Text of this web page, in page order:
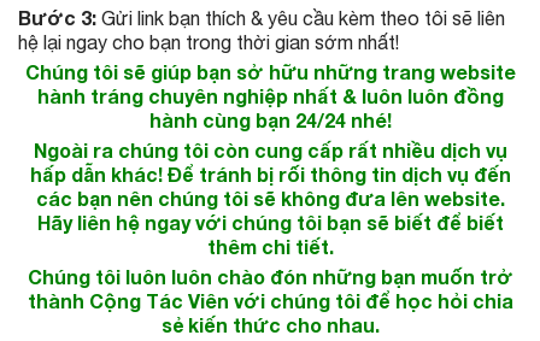
Bước 3: Gửi link bạn thích & yêu cầu kèm theo tôi sẽ liên
hệ lại ngay cho bạn trong thời gian sớm nhất!
Chúng tôi sẽ giúp bạn sở hữu những trang website
hành tráng chuyên nghiệp nhất & luôn luôn đồng
hành cùng bạn 24/24 nhé!
Ngoài ra chúng tôi còn cung cấp rất nhiều dịch vụ
hấp dẫn khác! Để tránh bị rối thông tin dịch vụ đến
các bạn nên chúng tôi sẽ không đưa lên website.
Hãy liên hệ ngay với chúng tôi bạn sẽ biết để biết
thêm chi tiết.
Chúng tôi luôn luôn chào đón những bạn muốn trở
thành Cộng Tác Viên với chúng tôi để học hỏi chia
sẻ kiến thức cho nhau.